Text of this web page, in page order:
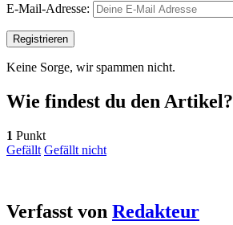
E-Mail-Adresse:
Keine Sorge, wir spammen nicht.
Wie findest du den Artikel?
1 Punkt
Gefällt Gefällt nicht
Verfasst von Redakteur